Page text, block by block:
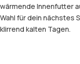
wärmende Innenfutter
Wahl für dein nächstes
klirrend kalten Tagen.